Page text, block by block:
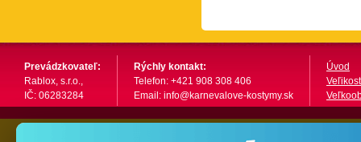
Prevádzkovateľ:
Rablox, s.r.o.,
IČ: 06283284
Rýchly kontakt:
Telefon: +421 908 308 406
Email: info@karnevalove-kostymy.sk
Úvod